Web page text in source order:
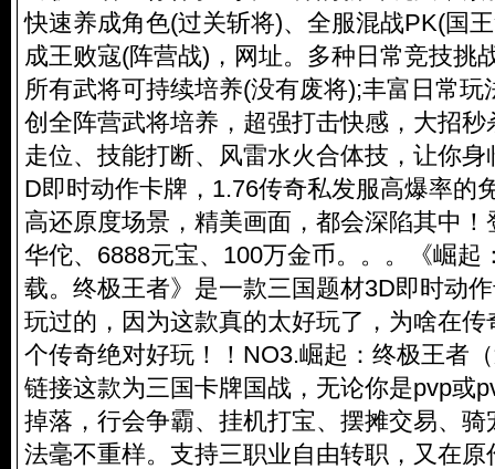
快速养成角色(过关斩将)、全服混战PK(国
成王败寇(阵营战)，网址。多种日常竞技挑
所有武将可持续培养(没有废将);丰富日常玩
创全阵营武将培养，超强打击快感，大招
走位、技能打断、风雷水火合体技，让你
D即时动作卡牌，1.76传奇私发服高爆率的
高还原度场景，精美画面，都会深陷其中
华佗、6888元宝、100万金币。。。《崛起
载。终极王者》是一款三国题材3D即时动
玩过的，因为这款真的太好玩了，为啥在
个传奇绝对好玩！！NO3.崛起：终极王者
链接这款为三国卡牌国战，无论你是pvp或
掉落，行会争霸、挂机打宝、摆摊交易、
法毫不重样。支持三职业自由转职，又在